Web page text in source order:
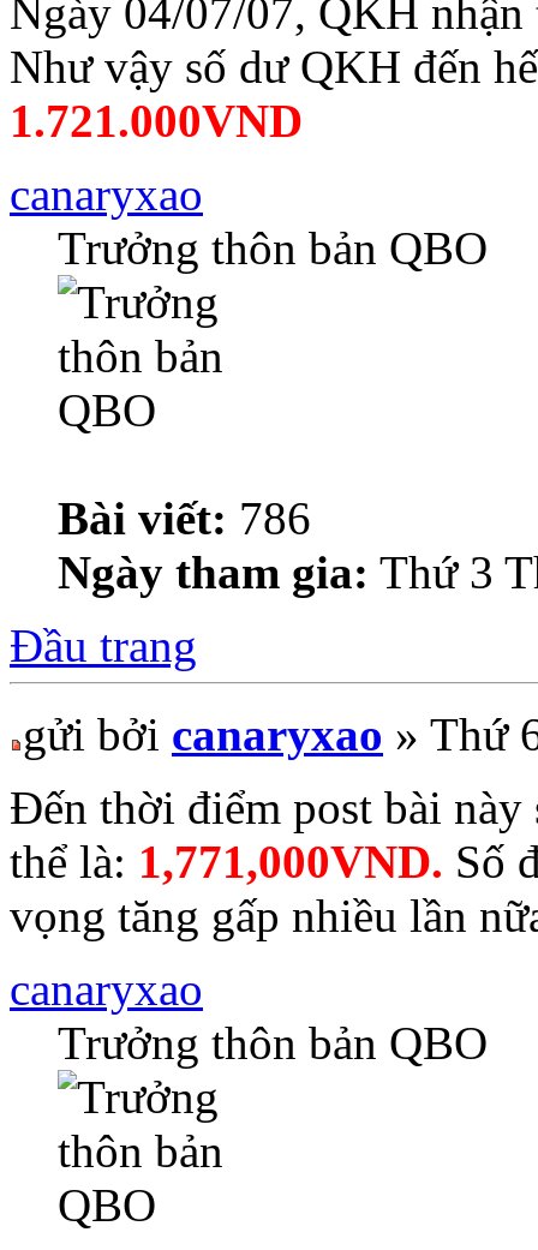
Ngày 04/07/07, QKH
Như vậy số dư QKH đến
1.721.000VND
canaryxao
Trưởng thôn bản QBO
Bài viết: 786
Ngày tham gia: Thứ 3
Đầu trang
gửi bởi canaryxao » Thứ
Đến thời điểm post bài
thể là: 1,771,000VND. Số
vọng tăng gấp nhiều lần
canaryxao
Trưởng thôn bản QBO